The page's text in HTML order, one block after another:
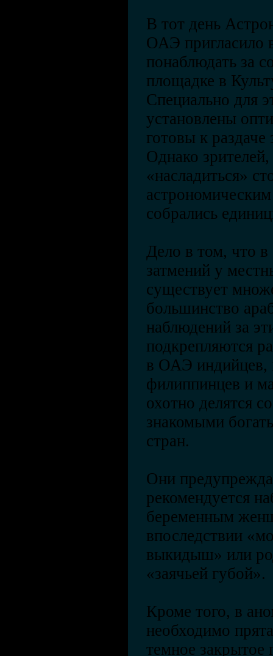
В тот день
ОАЭ пригласило
понаблюдать за
площадке в
Специально для
установлены
готовы к
Однако
«насладиться»
собрались
Дело в том, что
затмений у
существует
большинство
наблюдений за
подкрепляются
в ОАЭ индийцев,
филиппинцев и
охотно делятся
знакомыми
стран.
Они
рекомендуется
беременным
впоследствии
выкидыш» или
«заячьей губой».
Кроме того, в
необходимо
темное закрытое